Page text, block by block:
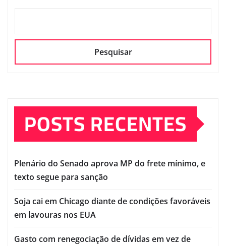
Pesquisar
POSTS RECENTES
Plenário do Senado aprova MP do frete mínimo, e
texto segue para sanção
Soja cai em Chicago diante de condições favoráveis
em lavouras nos EUA
Gasto com renegociação de dívidas em vez de